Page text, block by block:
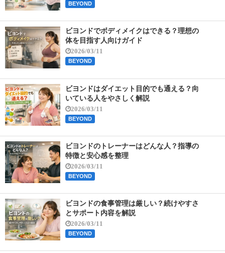
BEYOND
ビヨンドでボディメイクはできる？理想の
体を目指す人向けガイド
2026/03/11
BEYOND
ビヨンドはダイエット目的でも通える？向
いている人をやさしく解説
2026/03/11
BEYOND
ビヨンドのトレーナーはどんな人？指導の
特徴と安心感を整理
2026/03/11
BEYOND
ビヨンドの食事管理は厳しい？続けやすさ
とサポート内容を解説
2026/03/11
BEYOND